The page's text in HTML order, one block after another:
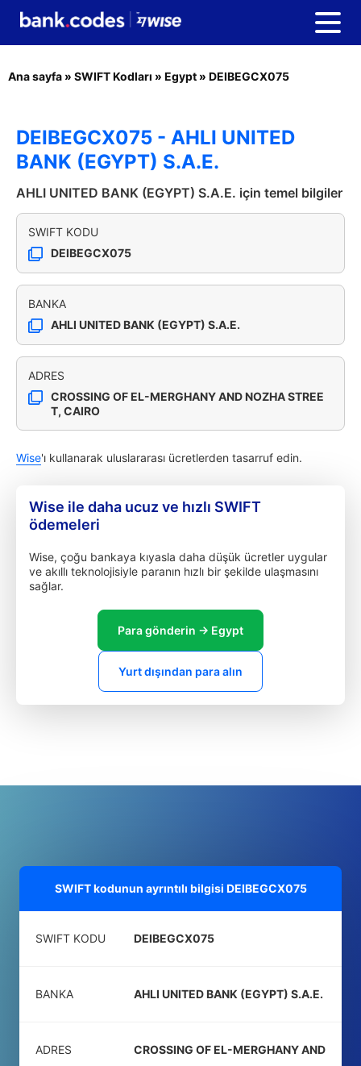
Ana sayfa » SWIFT Kodları » Egypt » DEIBEGCX075
DEIBEGCX075 - AHLI UNITED
BANK (EGYPT) S.A.E.
AHLI UNITED BANK (EGYPT) S.A.E. için temel bilgiler
SWIFT KODU
DEIBEGCX075
BANKA
AHLI UNITED BANK (EGYPT) S.A.E.
ADRES
CROSSING OF EL-MERGHANY AND NOZHA STREE
T, CAIRO
Wise'ı kullanarak uluslararası ücretlerden tasarruf edin.
Wise ile daha ucuz ve hızlı SWIFT
ödemeleri
Wise, çoğu bankaya kıyasla daha düşük ücretler uygular
ve akıllı teknolojisiyle paranın hızlı bir şekilde ulaşmasını
sağlar.
Para gönderin → Egypt
Yurt dışından para alın
SWIFT kodunun ayrıntılı bilgisi DEIBEGCX075
SWIFT KODU DEIBEGCX075
BANKA AHLI UNITED BANK (EGYPT) S.A.E.
ADRES
CROSSING OF EL-MERGHANY AND